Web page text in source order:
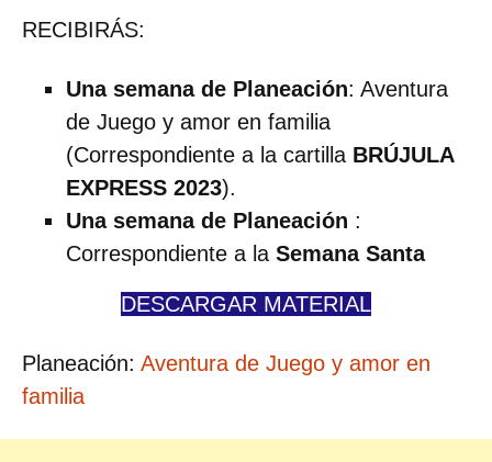
RECIBIRÁS:
Una semana de Planeación: Aventura
de Juego y amor en familia
(Correspondiente a la cartilla BRÚJULA
EXPRESS 2023).
Una semana de Planeación :
Correspondiente a la Semana Santa
DESCARGAR MATERIAL
Planeación: Aventura de Juego y amor en
familia